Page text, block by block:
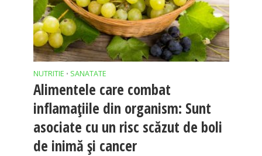
NUTRITIE • SANATATE
Alimentele care combat
inflamațiile din organism: Sunt
asociate cu un risc scăzut de boli
de inimă și cancer